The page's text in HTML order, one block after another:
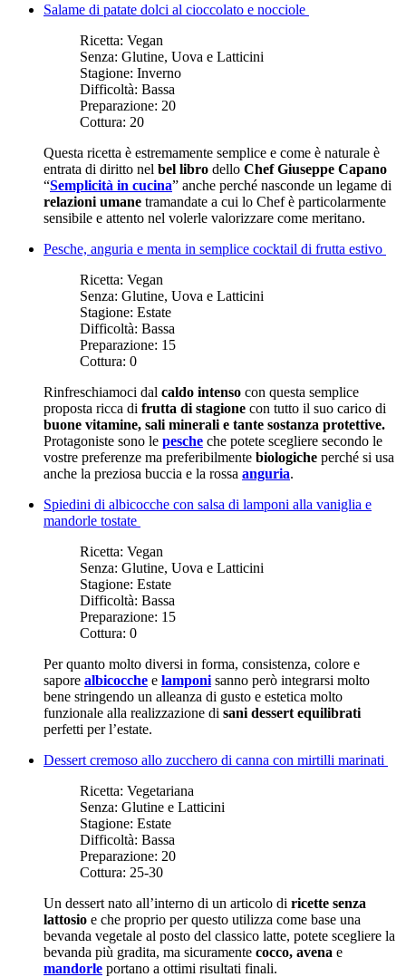
Salame di patate dolci al cioccolato e nocciole
Ricetta: Vegan
Senza: Glutine, Uova e Latticini
Stagione: Inverno
Difficoltà: Bassa
Preparazione: 20
Cottura: 20
Questa ricetta è estremamente semplice e come è naturale è
entrata di diritto nel bel libro dello Chef Giuseppe Capano
“Semplicità in cucina” anche perché nasconde un legame di
relazioni umane tramandate a cui lo Chef è particolarmente
sensibile e attento nel volerle valorizzare come meritano.
Pesche, anguria e menta in semplice cocktail di frutta estivo
Ricetta: Vegan
Senza: Glutine, Uova e Latticini
Stagione: Estate
Difficoltà: Bassa
Preparazione: 15
Cottura: 0
Rinfreschiamoci dal caldo intenso con questa semplice
proposta ricca di frutta di stagione con tutto il suo carico di
buone vitamine, sali minerali e tante sostanza protettive.
Protagoniste sono le pesche che potete scegliere secondo le
vostre preferenze ma preferibilmente biologiche perché si usa
anche la preziosa buccia e la rossa anguria.
Spiedini di albicocche con salsa di lamponi alla vaniglia e
mandorle tostate
Ricetta: Vegan
Senza: Glutine, Uova e Latticini
Stagione: Estate
Difficoltà: Bassa
Preparazione: 15
Cottura: 0
Per quanto molto diversi in forma, consistenza, colore e
sapore albicocche e lamponi sanno però integrarsi molto
bene stringendo un alleanza di gusto e estetica molto
funzionale alla realizzazione di sani dessert equilibrati
perfetti per l’estate.
Dessert cremoso allo zucchero di canna con mirtilli marinati
Ricetta: Vegetariana
Senza: Glutine e Latticini
Stagione: Estate
Difficoltà: Bassa
Preparazione: 20
Cottura: 25-30
Un dessert nato all’interno di un articolo di ricette senza
lattosio e che proprio per questo utilizza come base una
bevanda vegetale al posto del classico latte, potete scegliere la
bevanda più gradita, ma sicuramente cocco, avena e
mandorle portano a ottimi risultati finali.